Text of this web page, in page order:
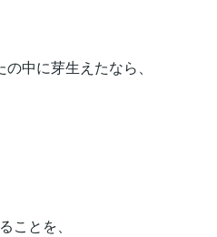
中に芽生えたなら、
ことを、